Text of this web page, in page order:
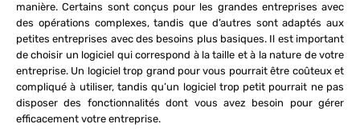
manière. Certains sont conçus pour les grandes entreprises avec
des opérations complexes, tandis que d’autres sont adaptés aux
petites entreprises avec des besoins plus basiques. Il est important
de choisir un logiciel qui correspond à la taille et à la nature de votre
entreprise. Un logiciel trop grand pour vous pourrait être coûteux et
compliqué à utiliser, tandis qu’un logiciel trop petit pourrait ne pas
disposer des fonctionnalités dont vous avez besoin pour gérer
efficacement votre entreprise.